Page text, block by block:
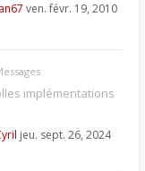
ven. févr. 19, 2010
implémentations
jeu. sept. 26, 2024